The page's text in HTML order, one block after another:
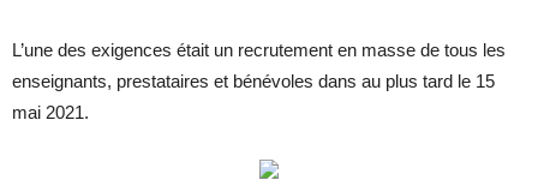
L’une des exigences était un recrutement en masse de tous les
enseignants, prestataires et bénévoles dans au plus tard le 15
mai 2021.